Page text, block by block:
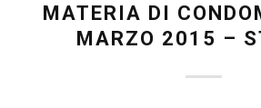
MATERIA DI
MARZO 2015 –